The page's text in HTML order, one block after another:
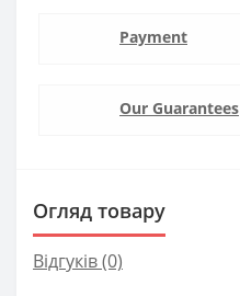
Payment
Our Guarantees
Огляд товару
Відгуків (0)